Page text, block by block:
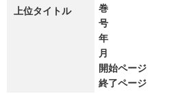
上位タイトル
巻
号
年
月
開始ページ
終了ページ